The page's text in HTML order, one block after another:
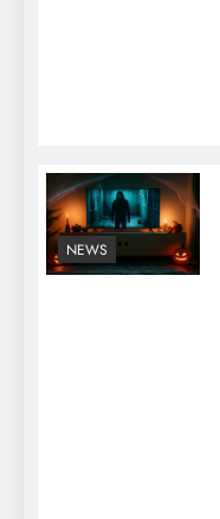
NEWS